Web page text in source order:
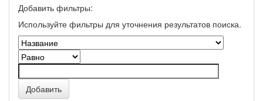
Добавить фильтры:
Используйте фильтры для уточнения результатов поиска.